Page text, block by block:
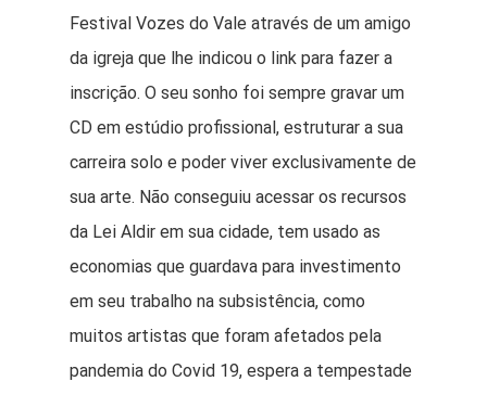
Festival Vozes do Vale através de um amigo
da igreja que lhe indicou o link para fazer a
inscrição. O seu sonho foi sempre gravar um
CD em estúdio profissional, estruturar a sua
carreira solo e poder viver exclusivamente de
sua arte. Não conseguiu acessar os recursos
da Lei Aldir em sua cidade, tem usado as
economias que guardava para investimento
em seu trabalho na subsistência, como
muitos artistas que foram afetados pela
pandemia do Covid 19, espera a tempestade
O Festival
Votação
Regulamento
Júri Técnico